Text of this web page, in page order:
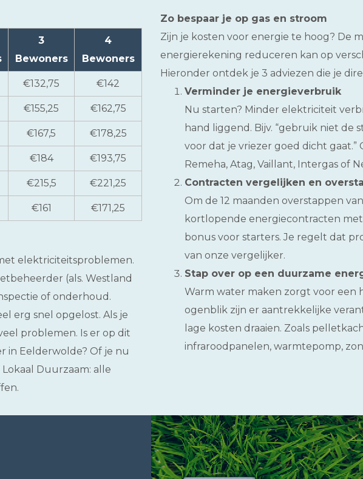
3
Bewoners
4
Bewoners
€132,75 €142
€155,25 €162,75
€167,5 €178,25
€184 €193,75
€215,5 €221,25
€161 €171,25
elektriciteitsproblemen.
(als. Westland
of onderhoud.
erg snel opgelost. Als je
problemen. Is er op dit
in Eelderwolde? Of je nu
Duurzaam: alle
Zo bespaar je op gas en stroom
Zijn je kosten voor energie te hoog? De
energierekening reduceren kan op
Hieronder ontdek je 3 adviezen die je
Verminder je energieverbruik
Nu starten? Minder elektriciteit
hand liggend. Bijv. “gebruik niet de
voor dat je vriezer goed dicht gaat.”
Remeha, Atag, Vaillant, Intergas of
Contracten vergelijken en
Om de 12 maanden overstappen
kortlopende energiecontracten
bonus voor starters. Je regelt dat
van onze vergelijker.
Stap over op een duurzame
Warm water maken zorgt voor een
ogenblik zijn er aantrekkelijke
lage kosten draaien. Zoals
infraroodpanelen, warmtepomp,